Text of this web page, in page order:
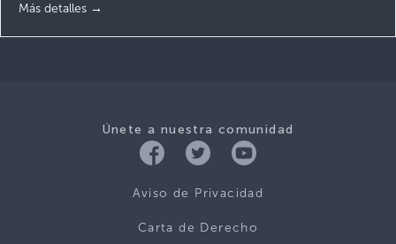
Más detalles
Únete a nuestra comunidad
Aviso de Privacidad
Carta de Derecho